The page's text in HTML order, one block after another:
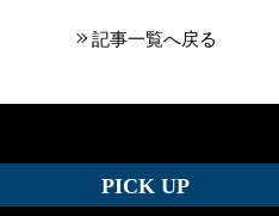
記事一覧へ戻る
PICK UP